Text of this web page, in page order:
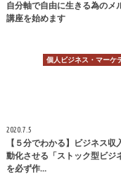
自分軸で自由に生きる為のメ
講座を始めます
個人ビジネス・マーケ
2020.7.5
【５分でわかる】ビジネス収
動化させる「ストック型ビジ
を必ず作…